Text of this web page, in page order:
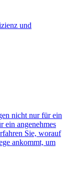
und
nicht nur für ein
ein angenehmes
Sie, worauf
ankommt, um